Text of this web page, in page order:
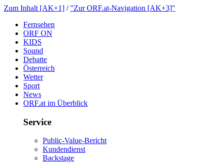
ZumInhalt[AK+1] / "ZurORF.at-Navigation[AK+3]"
Fernsehen
ORFON
KIDS
Sound
Debatte
Österreich
Wetter
Sport
News
ORF.atimÜberblick
Service
Public-Value-Bericht
Kundendienst
Backstage